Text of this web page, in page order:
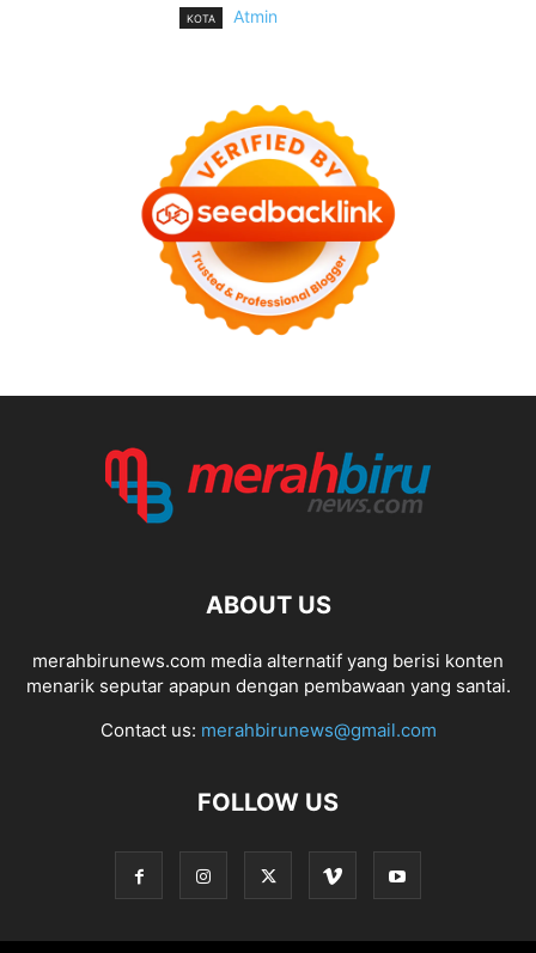
KOTA Atmin
ABOUT US
merahbirunews.com media alternatif yang berisi konten
menarik seputar apapun dengan pembawaan yang santai.
Contact us: merahbirunews@gmail.com
FOLLOW US